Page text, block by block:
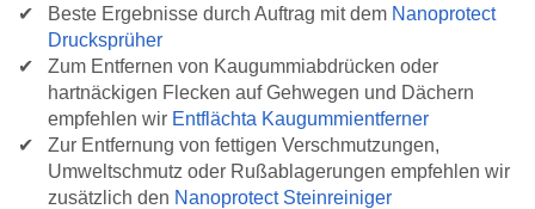
Beste Ergebnisse durch Auftrag mit dem Nanoprotect
Drucksprüher
Zum Entfernen von Kaugummiabdrücken oder
hartnäckigen Flecken auf Gehwegen und Dächern
empfehlen wir Entflächta Kaugummientferner
Zur Entfernung von fettigen Verschmutzungen,
Umweltschmutz oder Rußablagerungen empfehlen wir
zusätzlich den Nanoprotect Steinreiniger